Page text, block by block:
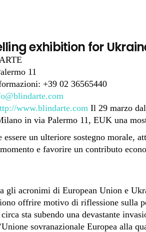
exhibition for
11
+39 02 36565440
www.blindarte.com Il 29 marzo
in via Palermo 11, EUK una
essere un ulteriore sostegno morale,
e favorire un contributo
gli acronimi di European Union e
offrire motivo di riflessione sulla
sta subendo una devastante
sovranazionale Europea alla